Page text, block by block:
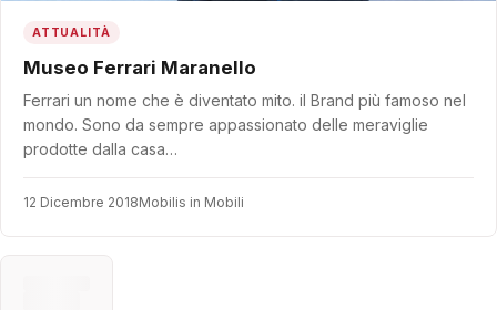
ATTUALITÀ
Museo Ferrari Maranello
Ferrari un nome che è diventato mito. il Brand più famoso nel
mondo. Sono da sempre appassionato delle meraviglie
prodotte dalla casa…
12 Dicembre 2018Mobilis in Mobili